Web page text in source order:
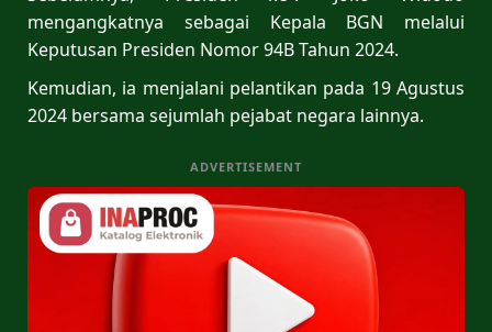
mengangkatnya sebagai Kepala BGN melalui
Keputusan Presiden Nomor 94B Tahun 2024.
Kemudian, ia menjalani pelantikan pada 19 Agustus
2024 bersama sejumlah pejabat negara lainnya.
ADVERTISEMENT